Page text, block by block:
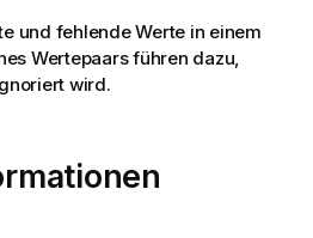
und fehlende Werte in einem
Wertepaars führen dazu,
wird.